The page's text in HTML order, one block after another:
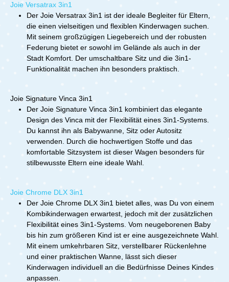
Joie Versatrax 3in1
Der Joie Versatrax 3in1 ist der ideale Begleiter für Eltern,
die einen vielseitigen und flexiblen Kinderwagen suchen.
Mit seinem großzügigen Liegebereich und der robusten
Federung bietet er sowohl im Gelände als auch in der
Stadt Komfort. Der umschaltbare Sitz und die 3in1-
Funktionalität machen ihn besonders praktisch.
Joie Signature Vinca 3in1
Der Joie Signature Vinca 3in1 kombiniert das elegante
Design des Vinca mit der Flexibilität eines 3in1-Systems.
Du kannst ihn als Babywanne, Sitz oder Autositz
verwenden. Durch die hochwertigen Stoffe und das
komfortable Sitzsystem ist dieser Wagen besonders für
stilbewusste Eltern eine ideale Wahl.
Joie Chrome DLX 3in1
Der Joie Chrome DLX 3in1 bietet alles, was Du von einem
Kombikinderwagen erwartest, jedoch mit der zusätzlichen
Flexibilität eines 3in1-Systems. Vom neugeborenen Baby
bis hin zum größeren Kind ist er eine ausgezeichnete Wahl.
Mit einem umkehrbaren Sitz, verstellbarer Rückenlehne
und einer praktischen Wanne, lässt sich dieser
Kinderwagen individuell an die Bedürfnisse Deines Kindes
anpassen.